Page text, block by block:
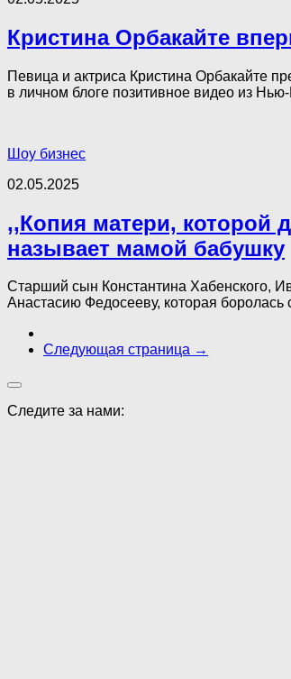
Кристина Орбакайте
Певица и актриса Кристина Орбакайте
в личном блоге позитивное видео из
Шоу бизнес
02.05.2025
,,Копия матери, которой
называет мамой бабушку
Старший сын Константина Хабенского,
Анастасию Федосееву, которая
Следующая страница →
Следите за нами: